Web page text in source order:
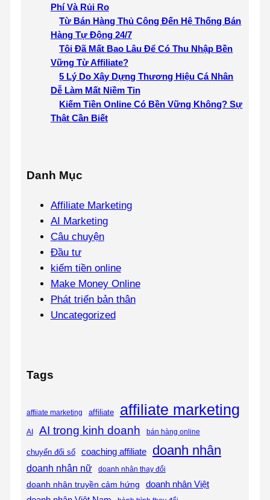
Phí Và Rủi Ro
Từ Bán Hàng Thủ Công Đến Hệ Thống Bán
Hàng Tự Động 24/7
Tôi Đã Mất Bao Lâu Để Có Thu Nhập Bền
Vững Từ Affiliate?
5 Lý Do Xây Dựng Thương Hiệu Cá Nhân
Dễ Làm Mất Niềm Tin
Kiếm Tiền Online Có Bền Vững Không? Sự
Thật Cần Biết
Danh Mục
Affiliate Marketing
AI Marketing
Câu chuyện
Đầu tư
kiếm tiền online
Make Money Online
Phát triển bản thân
Uncategorized
Tags
affiiate marketing affiliate affiliate marketing
AI AI trong kinh doanh bán hàng online
chuyển đổi số coaching affiliate doanh nhân
doanh nhân nữ doanh nhân thay đổi
doanh nhân truyền cảm hứng
doanh nhân Việt